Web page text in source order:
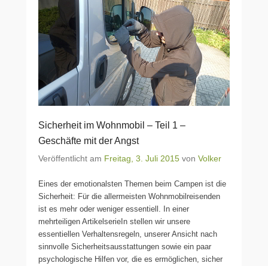
Sicherheit im Wohnmobil – Teil 1 –
Geschäfte mit der Angst
Veröffentlicht am Freitag, 3. Juli 2015 von Volker
Eines der emotionalsten Themen beim Campen ist die
Sicherheit: Für die allermeisten Wohnmobilreisenden
ist es mehr oder weniger essentiell. In einer
mehrteiligen ArtikelserieIn stellen wir unsere
essentiellen Verhaltensregeln, unserer Ansicht nach
sinnvolle Sicherheitsausstattungen sowie ein paar
psychologische Hilfen vor, die es ermöglichen, sicher